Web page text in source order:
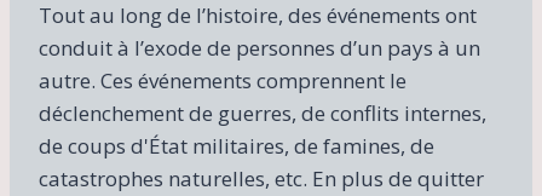
Tout au long de l’histoire, des événements ont
conduit à l’exode de personnes d’un pays à un
autre. Ces événements comprennent le
déclenchement de guerres, de conflits internes,
de coups d'État militaires, de famines, de
catastrophes naturelles, etc. En plus de quitter